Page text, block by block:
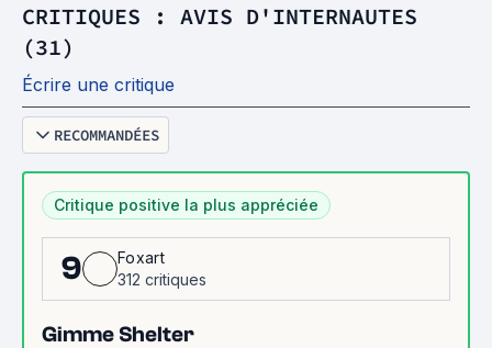
CRITIQUES : AVIS D'INTERNAUTES
(31)
Écrire une critique
RECOMMANDÉES
Critique positive la plus appréciée
9
Foxart
312 critiques
Gimme Shelter